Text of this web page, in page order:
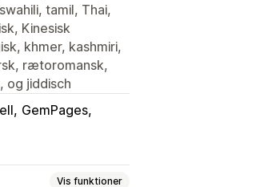
tamil, Thai,
Kinesisk
khmer, kashmiri,
rætoromansk,
og jiddisch
GemPages
Vis funktioner